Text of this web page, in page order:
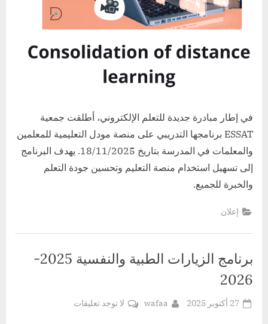
في إطار مبادرة جديدة للتعلم الإلكتروني، أطلقت جمعية
ESSAT برنامجها التدريبي على منصة مودل التعليمية للمعلمين
والمعلمات في المدرسة بتاريخ 18/11/2025. يهدف البرنامج
إلى تسهيل استخدام منصة التعليم وتحسين جودة التعلم
والخبرة للجميع.
إعلان
برنامج الزيارات الطبية والنفسية 2025-
2026
Posted
27 أكتوبر 2025 By
wafaa لا توجد تعليقاتعلى